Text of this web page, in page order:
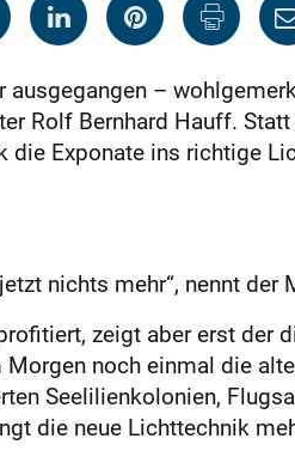
–
Rolf Bernhard Hauff.
Exponate ins richtige
nichts mehr“, nennt
zeigt aber erst der
noch einmal die
Seelilienkolonien,
die neue Lichttechnik